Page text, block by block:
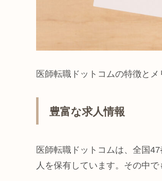
医師転職ドットコムの特徴とメ
豊富な求人情報
医師転職ドットコムは、全国
人を保有しています。その中